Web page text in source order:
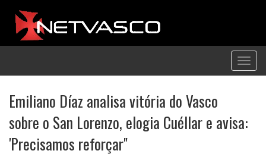
Emiliano Díaz analisa vitória do Vasco
sobre o San Lorenzo, elogia Cuéllar e avisa:
'Precisamos reforçar''